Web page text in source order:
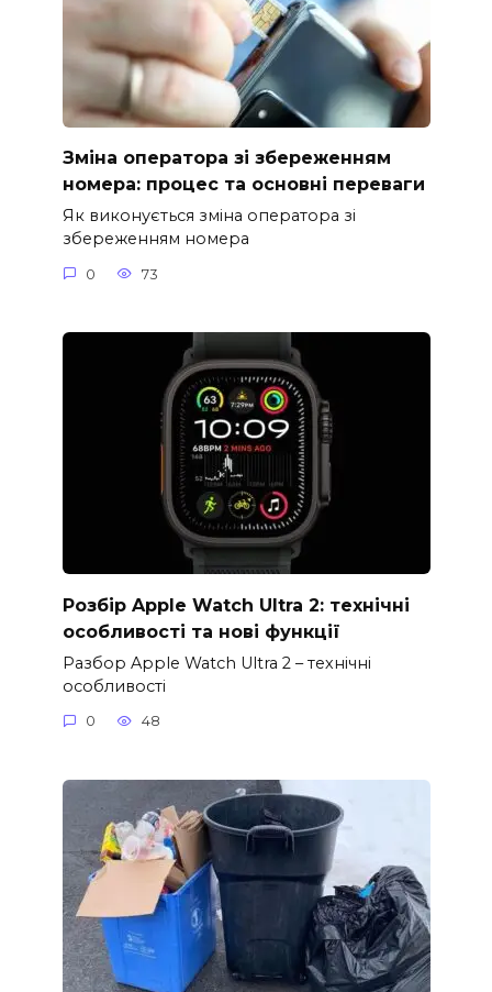
Зміна оператора зі збереженням
номера: процес та основні переваги
Як виконується зміна оператора зі
збереженням номера
0 73
Розбір Apple Watch Ultra 2: технічні
особливості та нові функції
Разбор Apple Watch Ultra 2 – технічні
особливості
0 48